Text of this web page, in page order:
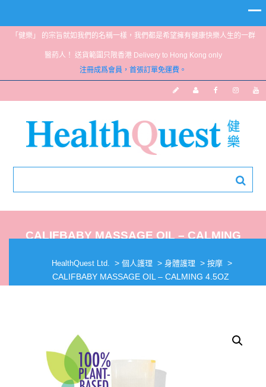
「健樂」 的宗旨就如我們的名稱一樣，我們都是希望擁有健康快樂人生的一群
醫葯人！ 送貨範圍只限香港 Delivery to Hong Kong only
注冊成爲會員，首張訂單免運費。
CALIFBABY MASSAGE OIL – CALMING
HealthQuest Ltd. > 個人護理 > 身體護理 > 按摩 >
CALIFBABY MASSAGE OIL – CALMING 4.5OZ